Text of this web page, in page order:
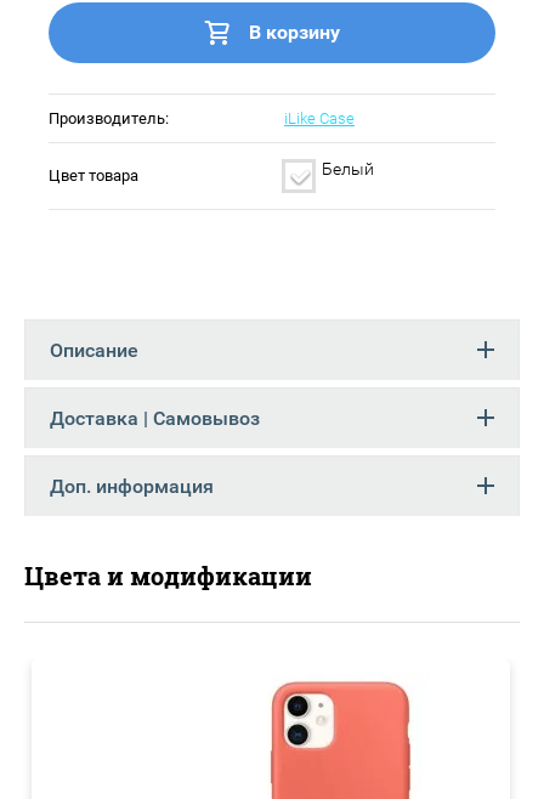
В корзину
Производитель: iLike Case
Цвет товара Белый
Описание
Доставка | Самовывоз
Доп. информация
Цвета и модификации